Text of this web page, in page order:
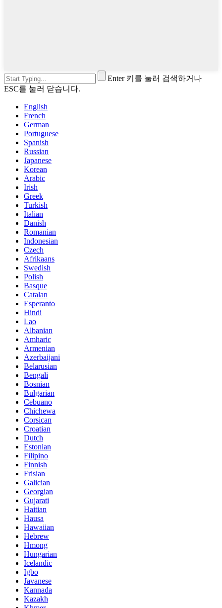
Enter 키를 눌러 검색하거나
ESC를 눌러 닫습니다.
English
French
German
Portuguese
Spanish
Russian
Japanese
Korean
Arabic
Irish
Greek
Turkish
Italian
Danish
Romanian
Indonesian
Czech
Afrikaans
Swedish
Polish
Basque
Catalan
Esperanto
Hindi
Lao
Albanian
Amharic
Armenian
Azerbaijani
Belarusian
Bengali
Bosnian
Bulgarian
Cebuano
Chichewa
Corsican
Croatian
Dutch
Estonian
Filipino
Finnish
Frisian
Galician
Georgian
Gujarati
Haitian
Hausa
Hawaiian
Hebrew
Hmong
Hungarian
Icelandic
Igbo
Javanese
Kannada
Kazakh